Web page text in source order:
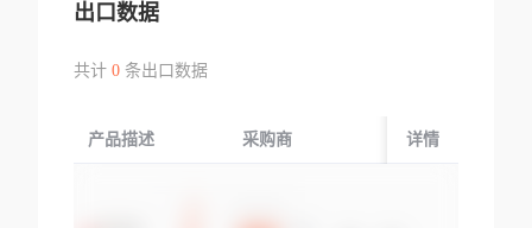
出口数据
共计 0条出口数据
产品描述 采购商 起运国/地区
详情